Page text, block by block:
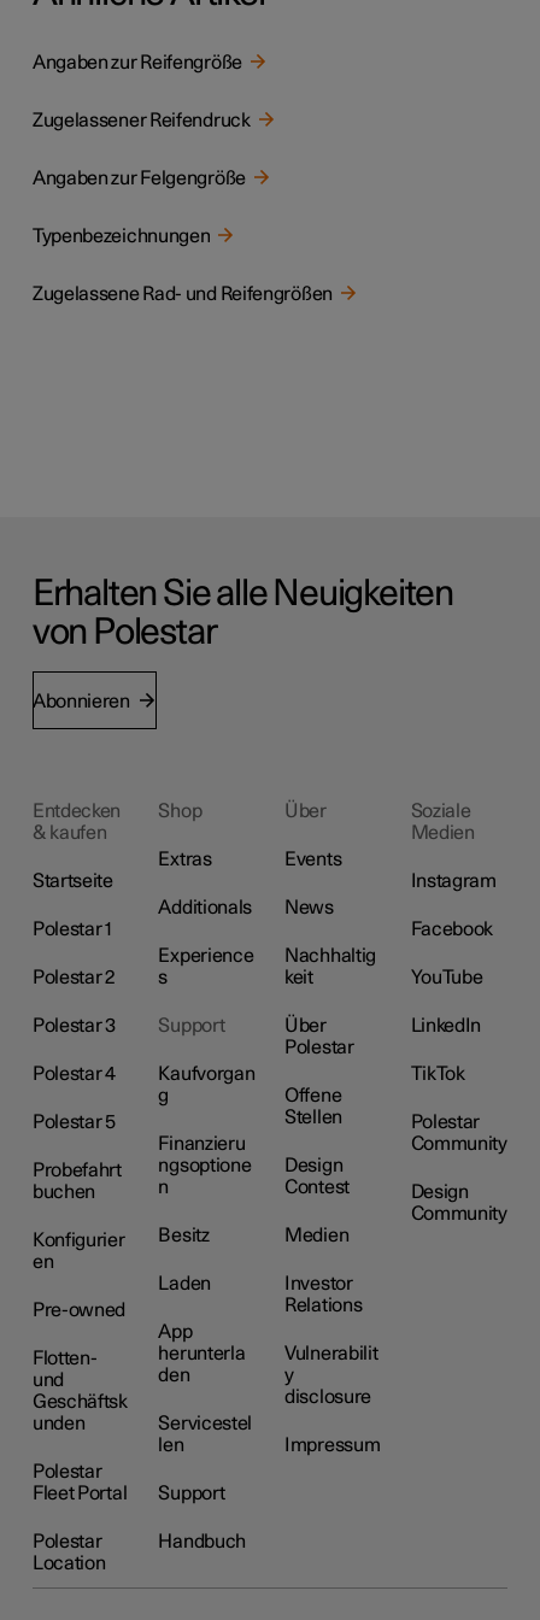
Angaben zur Reifengröße
Zugelassener Reifendruck
Angaben zur Felgengröße
Typenbezeichnungen
Zugelassene Rad- und Reifengrößen
Erhalten Sie alle Neuigkeiten
von Polestar
Abonnieren
Entdecken
& kaufen
Startseite
Polestar 1
Polestar 2
Polestar 3
Polestar 4
Polestar 5
Probefahrt
buchen
Konfigurier
en
Pre-owned
Flotten-
und
Geschäftsk
unden
Polestar
Fleet Portal
Polestar
Location
Shop
Extras
Additionals
Experience
s
Support
Kaufvorgan
g
Finanzieru
ngsoptione
n
Besitz
Laden
App
herunterla
den
Servicestel
len
Support
Handbuch
Über
Events
News
Nachhaltig
keit
Über
Polestar
Offene
Stellen
Design
Contest
Medien
Investor
Relations
Vulnerabilit
y
disclosure
Impressum
Soziale
Medien
Instagram
Facebook
YouTube
LinkedIn
TikTok
Polestar
Community
Design
Community